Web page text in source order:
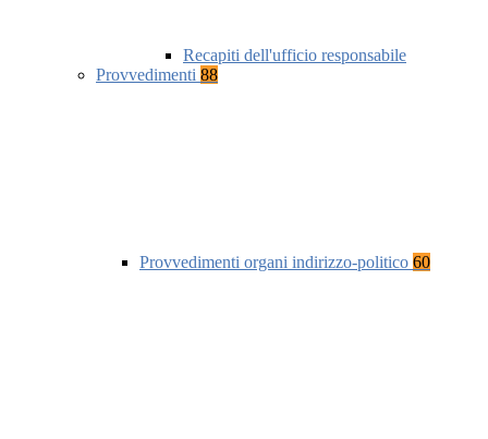
Recapiti dell'ufficio responsabile
Provvedimenti 88
Provvedimenti organi indirizzo-politico 60